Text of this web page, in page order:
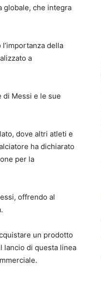
globale, che integra
della
a
di Messi e le sue
dove altri atleti e
ha dichiarato
per la
offrendo al
un prodotto
lancio di questa linea